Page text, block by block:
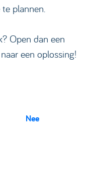
plannen.
Open dan een
een oplossing!
Nee